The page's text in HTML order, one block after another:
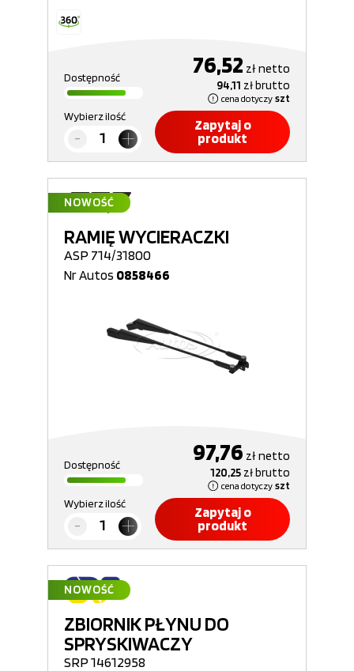
Dostępność 76,52 złnetto
94,11 złbrutto
cena dotyczy szt
Wybierz ilość
Zapytaj o
produkt
NOWOŚĆ
RAMIĘ WYCIERACZKI
ASP 714/31800
Nr Autos 0858466
Dostępność 97,76 złnetto
120,25 złbrutto
cena dotyczy szt
Wybierz ilość
Zapytaj o
produkt
NOWOŚĆ
ZBIORNIK PŁYNU DO
SPRYSKIWACZY
SRP 14612958